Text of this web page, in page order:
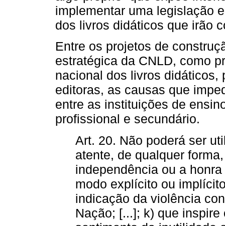
implementar uma legislação
dos livros didáticos que irão
Entre os projetos de
estratégica da CNLD, como
nacional dos livros didáticos,
editoras, as causas que
entre as instituições de
profissional e secundário.
Art. 20. Não poderá ser
atente, de qualquer
independência ou a
modo explícito ou
indicação da violência
Nação; [...]; k) que